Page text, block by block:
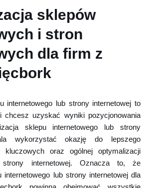
sklepów
i stron
dla firm z
internetowego lub strony internetowej to
chcesz uzyskać wyniki pozycjonowania
sklepu internetowego lub strony
wykorzystać okazję do lepszego
kluczowych oraz ogólnej optymalizacji
internetowej. Oznacza to, że
internetowego lub strony internetowej dla